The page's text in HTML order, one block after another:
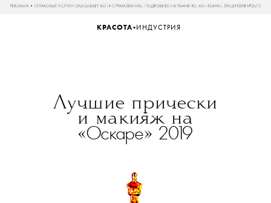
КРАСОТА•ИНДУСТРИЯ
Лучшие прически
и макияж на
«Оскаре» 2019